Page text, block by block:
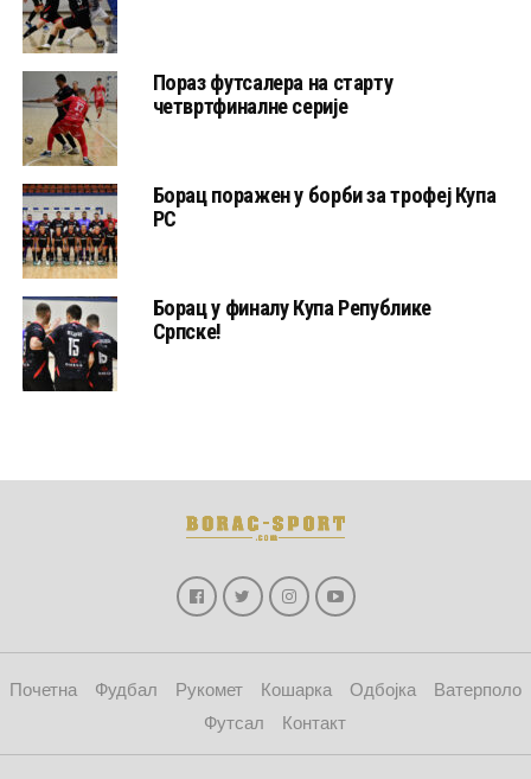
Пораз футсалера на старту
четвртфиналне серије
Борац поражен у борби за трофеј Купа
РС
Борац у финалу Купа Републике
Српске!
Почетна Фудбал Рукомет Кошарка Одбојка
Ватерполо
Футсал
Контакт